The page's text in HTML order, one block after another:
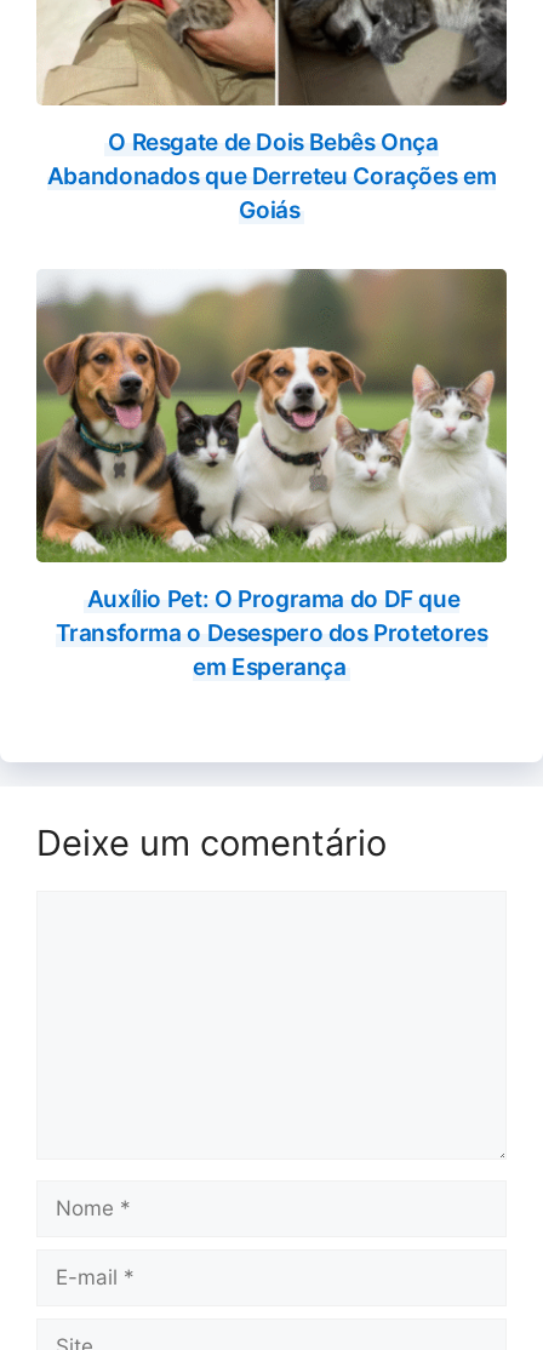
O Resgate de Dois Bebês Onça
Abandonados que Derreteu Corações em
Goiás
Auxílio Pet: O Programa do DF que
Transforma o Desespero dos Protetores
em Esperança
Deixe um comentário
Nome
Site